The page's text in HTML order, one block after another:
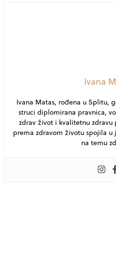
Ivana
Ivana Matas, rođena u Splitu,
struci diplomirana pravnica,
zdrav život i kvalitetnu
prema zdravom životu spojila
na temu